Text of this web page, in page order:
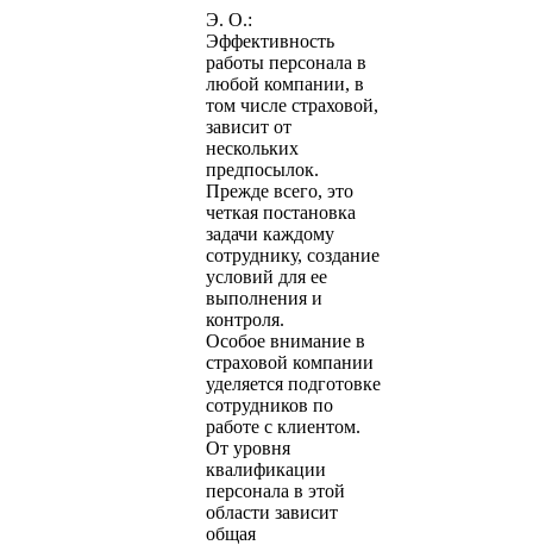
Э. О.:
Эффективность
работы персонала в
любой компании, в
том числе страховой,
зависит от
нескольких
предпосылок.
Прежде всего, это
четкая постановка
задачи каждому
сотруднику, создание
условий для ее
выполнения и
контроля.
Особое внимание в
страховой компании
уделяется подготовке
сотрудников по
работе с клиентом.
От уровня
квалификации
персонала в этой
области зависит
общая